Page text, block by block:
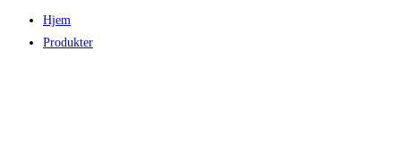
Hjem
Produkter